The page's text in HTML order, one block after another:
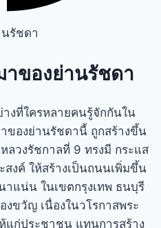
าของย่านรัชดา
างที่ใครหลายคนรู้จักกันใน
ของย่านรัชดานี้ ถูกสร้างขึ้น
ลวงรัชกาลที่ 9 ทรงมี กระแส
สงค์ ให้สร้างเป็นถนนเพิ่มขึ้น
แน่น ในเขตกรุงเทพ ธนบุรี
งขวัญ เนื่องในวโรกาสพระ
แก่ประชาชน แทนการสร้าง